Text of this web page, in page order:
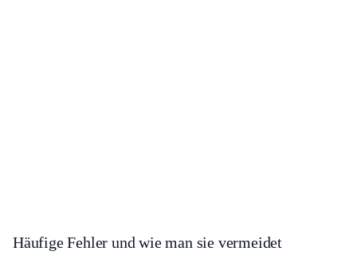
Häufige Fehler und wie man sie vermeidet